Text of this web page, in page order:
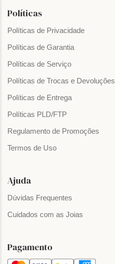
Políticas
Políticas de Privacidade
Políticas de Garantia
Políticas de Serviço
Políticas de Trocas e Devoluções
Políticas de Entrega
Políticas PLD/FTP
Regulamento de Promoções
Termos de Uso
Ajuda
Dúvidas Frequentes
Cuidados com as Joias
Pagamento